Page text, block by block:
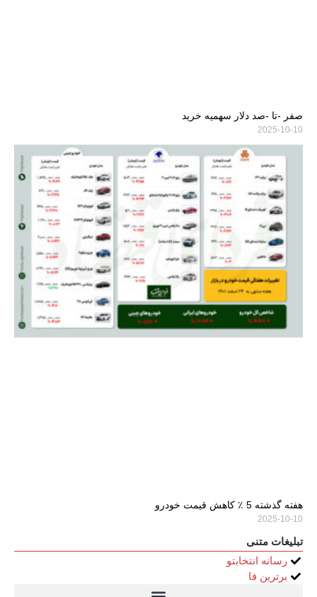
صفر -تا -صد دلار سهمیه خرید
2025-10-10
هفته گذشته 5 ٪ کاهش قیمت خودرو
2025-10-10
تبلیغات متنی
رسانه انتخابتو
برترین فا